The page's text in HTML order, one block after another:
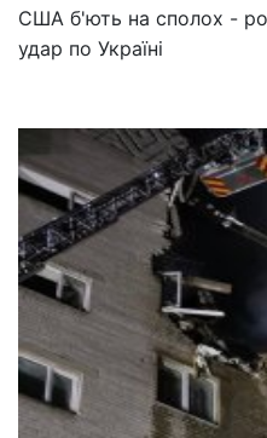
США б'ють на сполох -
удар по Україні